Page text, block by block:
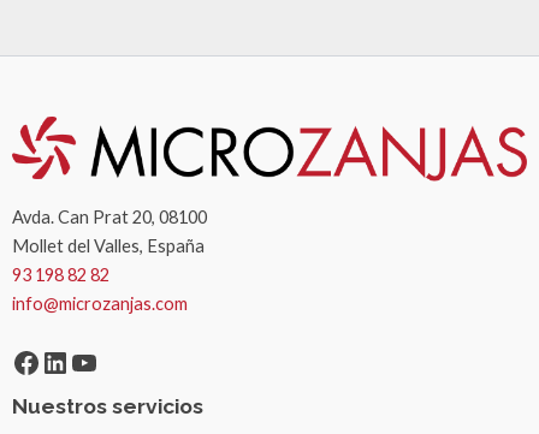
Avda. Can Prat 20, 08100
Mollet del Valles, España
93 198 82 82
info@microzanjas.com
Facebook
LinkedIn
YouTube
Nuestros servicios